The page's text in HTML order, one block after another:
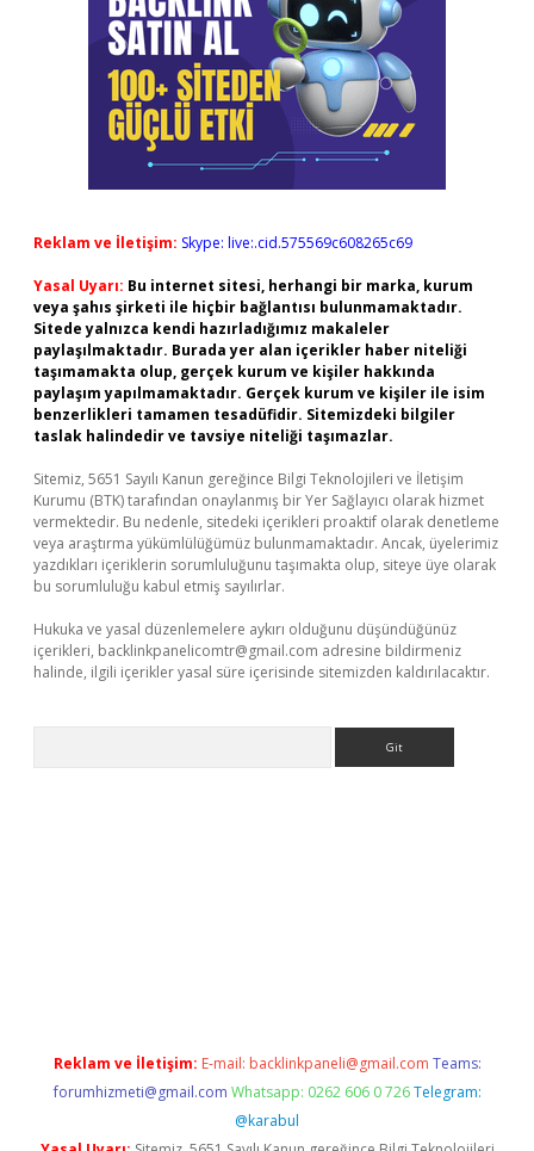
Reklam ve İletişim: Skype: live:.cid.575569c608265c69
Yasal Uyarı: Bu internet sitesi, herhangi bir marka, kurum
veya şahıs şirketi ile hiçbir bağlantısı bulunmamaktadır.
Sitede yalnızca kendi hazırladığımız makaleler
paylaşılmaktadır. Burada yer alan içerikler haber niteliği
taşımamakta olup, gerçek kurum ve kişiler hakkında
paylaşım yapılmamaktadır. Gerçek kurum ve kişiler ile isim
benzerlikleri tamamen tesadüfidir. Sitemizdeki bilgiler
taslak halindedir ve tavsiye niteliği taşımazlar.
Sitemiz, 5651 Sayılı Kanun gereğince Bilgi Teknolojileri ve İletişim
Kurumu (BTK) tarafından onaylanmış bir Yer Sağlayıcı olarak hizmet
vermektedir. Bu nedenle, sitedeki içerikleri proaktif olarak denetleme
veya araştırma yükümlülüğümüz bulunmamaktadır. Ancak, üyelerimiz
yazdıkları içeriklerin sorumluluğunu taşımakta olup, siteye üye olarak
bu sorumluluğu kabul etmiş sayılırlar.
Hukuka ve yasal düzenlemelere aykırı olduğunu düşündüğünüz
içerikleri, backlinkpanelicomtr@gmail.com adresine bildirmeniz
halinde, ilgili içerikler yasal süre içerisinde sitemizden kaldırılacaktır.
Reklam ve İletişim: E-mail: backlinkpaneli@gmail.com Teams:
forumhizmeti@gmail.com Whatsapp: 0262 606 0 726 Telegram:
@karabul